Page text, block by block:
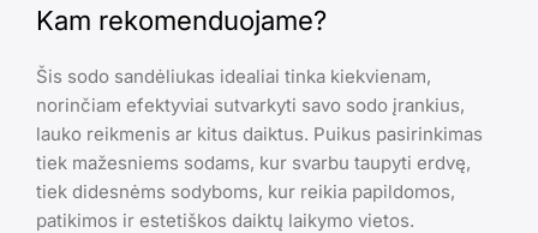
Kam rekomenduojame?
Šis sodo sandėliukas idealiai tinka kiekvienam,
norinčiam efektyviai sutvarkyti savo sodo įrankius,
lauko reikmenis ar kitus daiktus. Puikus pasirinkimas
tiek mažesniems sodams, kur svarbu taupyti erdvę,
tiek didesnėms sodyboms, kur reikia papildomos,
patikimos ir estetiškos daiktų laikymo vietos.